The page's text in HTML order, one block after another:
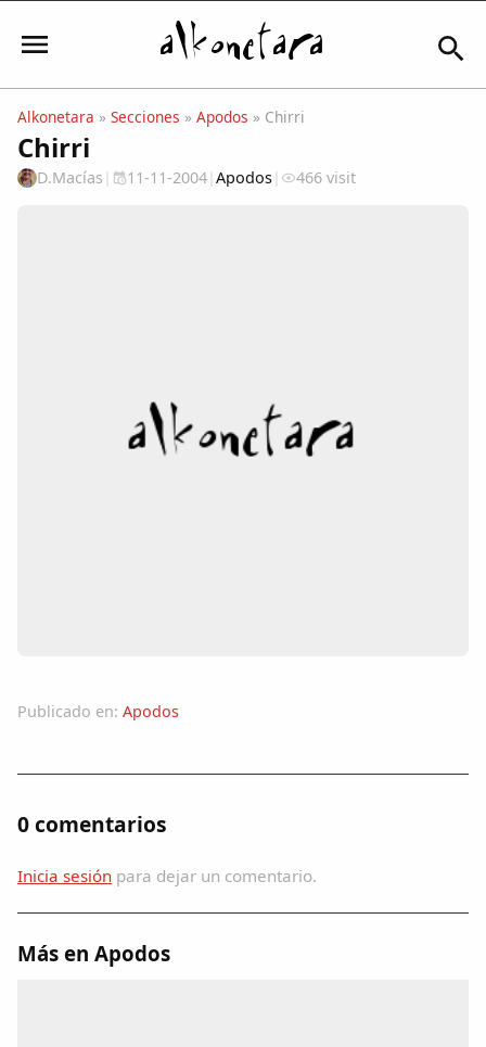
Iniciar sesión
Comunidad
Alkonetara » Secciones » Apodos » Chirri
Chirri
D.Macías | 11-11-2004| Apodos| 466 visit
Publicado en: Apodos
0 comentarios
Inicia sesión para dejar un comentario.
Más en Apodos